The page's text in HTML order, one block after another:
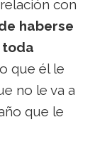
con
haberse
toda
que él le
no le va a
que le